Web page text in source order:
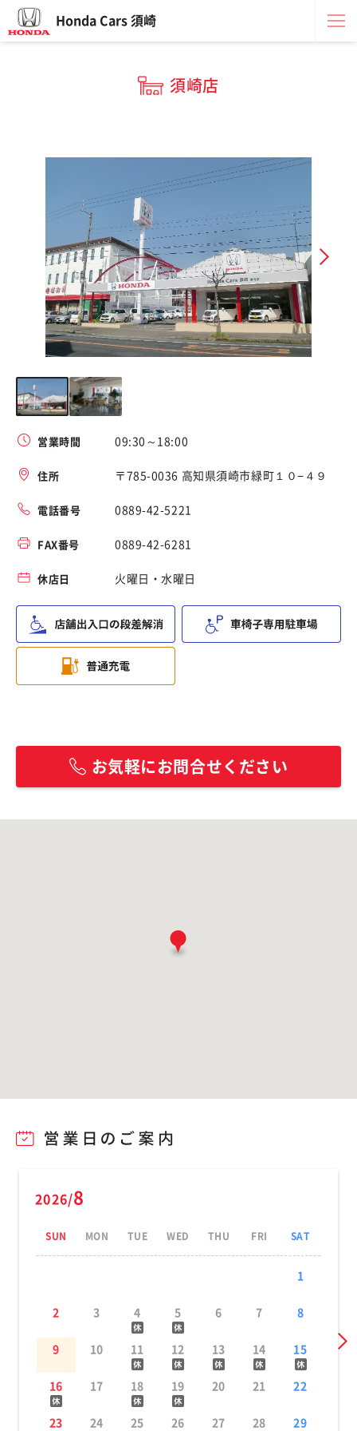
Honda Cars 須崎
須崎店
営業時間 09:30～18:00
住所 〒785-0036 高知県須崎市緑町１０−４９
電話番号 0889-42-5221
FAX番号 0889-42-6281
休店日 火曜日・水曜日
お気軽にお問合せください
2026/8
SUN MON TUE WED THU FRI SAT
1
2 3 4 5 6 7 8
9 10 11 12 13 14 15
16 17 18 19 20 21 22
23 24 25 26 27 28 29